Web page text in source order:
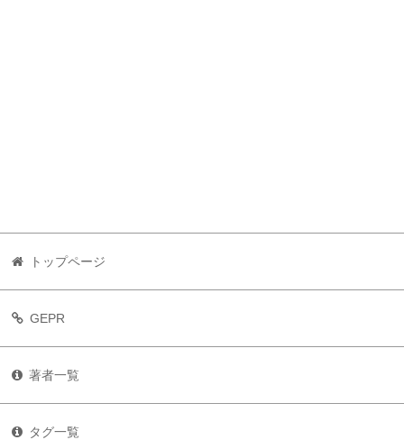
トップページ
GEPR
著者一覧
タグ一覧